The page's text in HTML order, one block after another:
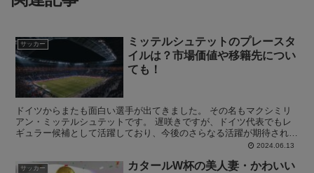
サッカー
ミッテルシュテットのプレースタ
イルは？市場価値や移籍先につい
ても！
ドイツからまたも面白い選手が出てきました。 その名もマクシミリ
アン・ミッテルシュテットです。 遅咲きですが、ドイツ代表でもレ
ギュラー候補として活躍しており、今後のさらなる活躍が期待されて
います。 そんな中で、ミッテルシュテットのプレースタイ...2024.06.13
サッカー
カタールW杯の美人妻・かわいい